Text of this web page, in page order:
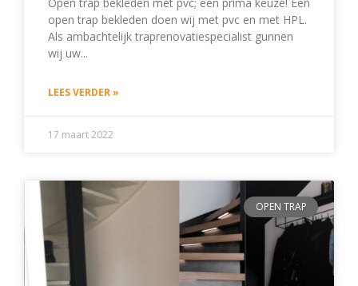
open trap bekleden doen wij met pvc en met HPL.
Als ambachtelijk traprenovatiespecialist gunnen
wij uw
LEES VERDER »
17 maart 2022
OPEN TRAP